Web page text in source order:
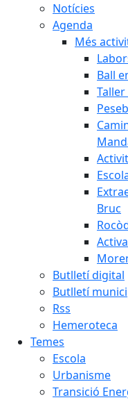
Notícies
Agenda
Més
Ball
Bruc
Butlletí digital
Butlletí
Rss
Hemeroteca
Temes
Escola
Urbanisme
Transició